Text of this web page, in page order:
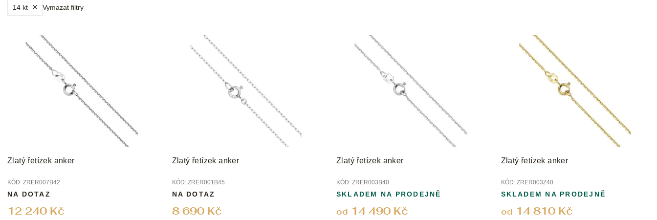
14 kt Vymazat filtry
t
Zlatý řetízek anker
KÓD: ZRER007B42
12 240 Kč
NA DOTAZ
Zlatý řetízek anker
KÓD: ZRER001B45
8 690 Kč
NA DOTAZ
Zlatý řetízek anker
KÓD: ZRER003B40
od 14 490 Kč
SKLADEM NA PRODEJNĚ
Zlatý řetízek anker
KÓD: ZRER003Z40
od 14 810 Kč
SKLADEM NA PRODEJNĚ